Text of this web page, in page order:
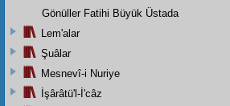
Gönüller Fatihi Büyük Üstada
Lem'alar
Şuâlar
Mesnevî-i Nuriye
İşârâtü'l-İ'câz